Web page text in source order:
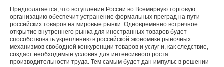
Предполагается, что вступление России во Всемирную торговую
организацию обеспечит устранение формальных преград на пути
российских товаров на мировые рынки. Одновременно встречное
открытие внутреннего рынка для иностранных товаров будет
способствовать укреплению в российской экономике рыночных
механизмов свободной конкуренции товаров и услуг и, как следствие,
создаст необходимые условия для интенсивного роста
производительности труда. Тем самым будет дан импульс в решении